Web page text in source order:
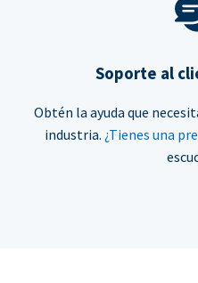
Soporte al
Obtén la ayuda que
industria. ¿Tienes una